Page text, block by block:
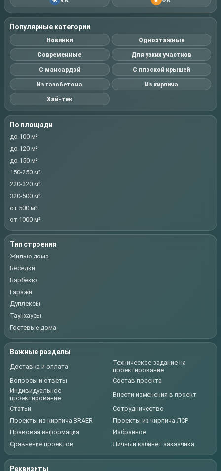
Популярные категории
Новинки Одноэтажные
Современные Для узких участков
С мансардой С плоской крышей
Из газобетона Из кирпича
Хай-тек
По площади
до 100 м²
до 120 м²
до 150 м²
150-250 м²
220-320 м²
320-500 м²
от 500 м²
от 1000 м²
Тип строения
Жилые дома
Беседки
Барбекю
Гаражи
Дуплексы
Таунхаусы
Гостевые дома
Важные разделы
Доставка и оплата
Техническое задание на
проектирование
Вопросы и ответы
Состав проекта
Индивидуальное
проектирование
Внести изменения в проект
Статьи
Сотрудничество
Проекты из кирпича BRAER
Проекты из кирпича ЛСР
Правовая информация
Избранное
Сравнение проектов
Личный кабинет заказчика
Реквизиты